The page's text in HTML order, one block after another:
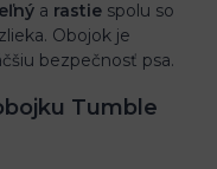
a rastie spolu so
Obojok je
bezpečnosť psa.
Tumble